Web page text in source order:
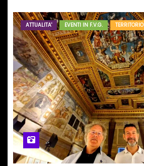
ATTUALITA' EVENTI IN F.V.G. TERRITORIO